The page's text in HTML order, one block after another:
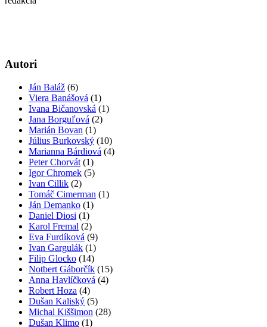
Autori
Ján Baláž (6)
Viera Banášová (1)
Ivana Bičanovská (1)
Jana Borguľová (2)
Marián Bovan (1)
Július Burkovský (10)
Marianna Bárdiová (4)
Peter Chorvát (1)
Igor Chromek (5)
Ivan Cillik (2)
Tomáč Cimerman (1)
Ján Demanko (1)
Daniel Diosi (1)
Karol Fremal (2)
Eva Furdíková (9)
Ivan Gargulák (1)
Filip Glocko (14)
Notbert Gáborčík (15)
Anna Havlíčková (4)
Robert Hoza (4)
Dušan Kaliský (5)
Michal Kiššimon (28)
Dušan Klimo (1)